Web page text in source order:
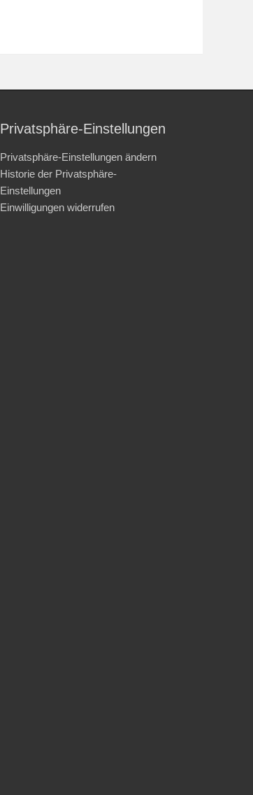
Privatsphäre-Einstellungen
Privatsphäre-Einstellungen ändern
Historie der Privatsphäre-
Einstellungen
Einwilligungen widerrufen